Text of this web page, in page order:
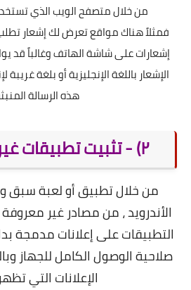
من خلال متصفح الويب الذي
فمثلاً هناك مواقع تعرض لك إشعار
إشعارات على شاشة الهاتف وغالباً قد
الإشعار باللغة الإنجليزية أو بلغة
هذه الرسالة
٢) - تثبيت تطبيقات غير موثوق بها
من خلال تطبيق أو لعبة سبق
الأندرويد ، من مصادر غير
التطبيقات على إعلانات مدمجة
صلاحية الوصول الكامل للجهاز
الإعلانات التي